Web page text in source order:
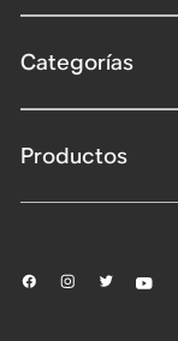
Categorías
Productos